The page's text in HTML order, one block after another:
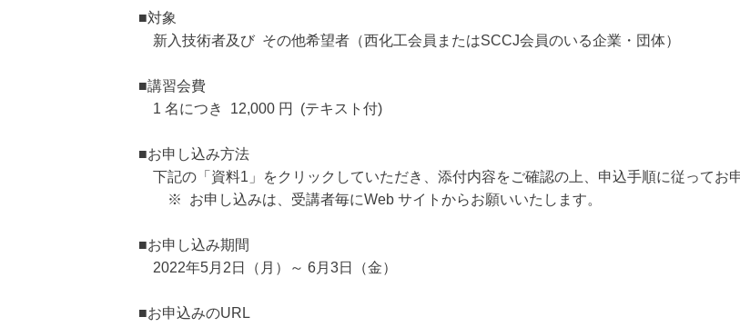
■対象
新入技術者及び その他希望者（西化工会員またはSCCJ会員のいる企業・団体）
■講習会費
1 名につき 12,000 円 (テキスト付)
■お申し込み方法
下記の「資料1」をクリックしていただき、添付内容をご確認の上、申込手順に従ってお
※ お申し込みは、受講者毎にWeb サイトからお願いいたします。
■お申し込み期間
2022年5月2日（月）～ 6月3日（金）
■お申込みのURL